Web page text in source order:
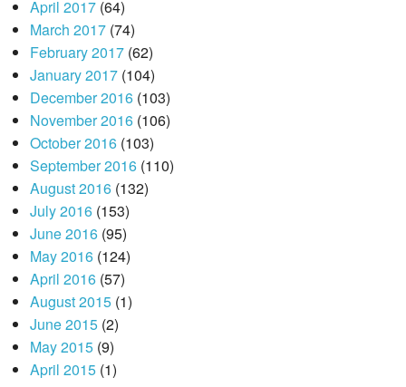
April 2017(64)
March 2017(74)
February 2017(62)
January 2017(104)
December 2016(103)
November 2016(106)
October 2016(103)
September 2016(110)
August 2016(132)
July 2016(153)
June 2016(95)
May 2016(124)
April 2016(57)
August 2015(1)
June 2015(2)
May 2015(9)
April 2015(1)